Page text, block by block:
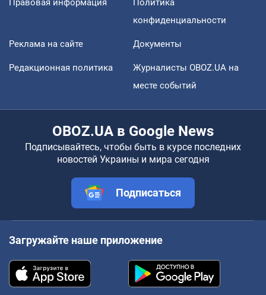
Правовая информация
Политика
конфиденциальности
Реклама на сайте Документы
Редакционная политика
Журналисты OBOZ.UA на
месте событий
OBOZ.UA в Google News
Подписывайтесь, чтобы быть в курсе последних
новостей Украины и мира сегодня
Подписаться
Загружайте наше приложение